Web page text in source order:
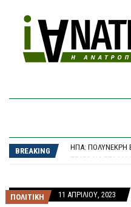
BREAKING
ΠΟΛΙΤΙΚΗ
11 ΑΠΡΙΛΊΟΥ, 2023